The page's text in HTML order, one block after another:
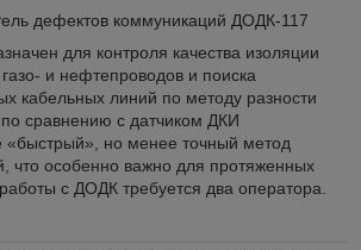
для контроля качества изоляции
и нефтепроводов и поиска
кабельных линий по методу разности
сравнению с датчиком ДКИ
«быстрый», но менее точный метод
что особенно важно для протяженных
с ДОДК требуется два оператора.